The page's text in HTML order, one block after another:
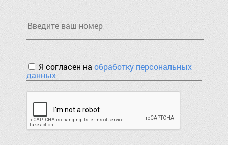
Я согласен наобработку персональных
данных